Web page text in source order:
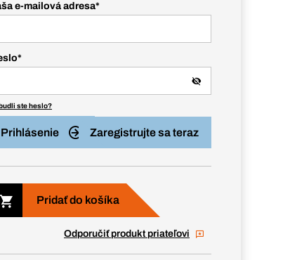
e-mailová adresa*
*
ste heslo?
Prihlásenie Zaregistrujte sa teraz
Pridať do košíka
Odporučiť produkt priateľovi